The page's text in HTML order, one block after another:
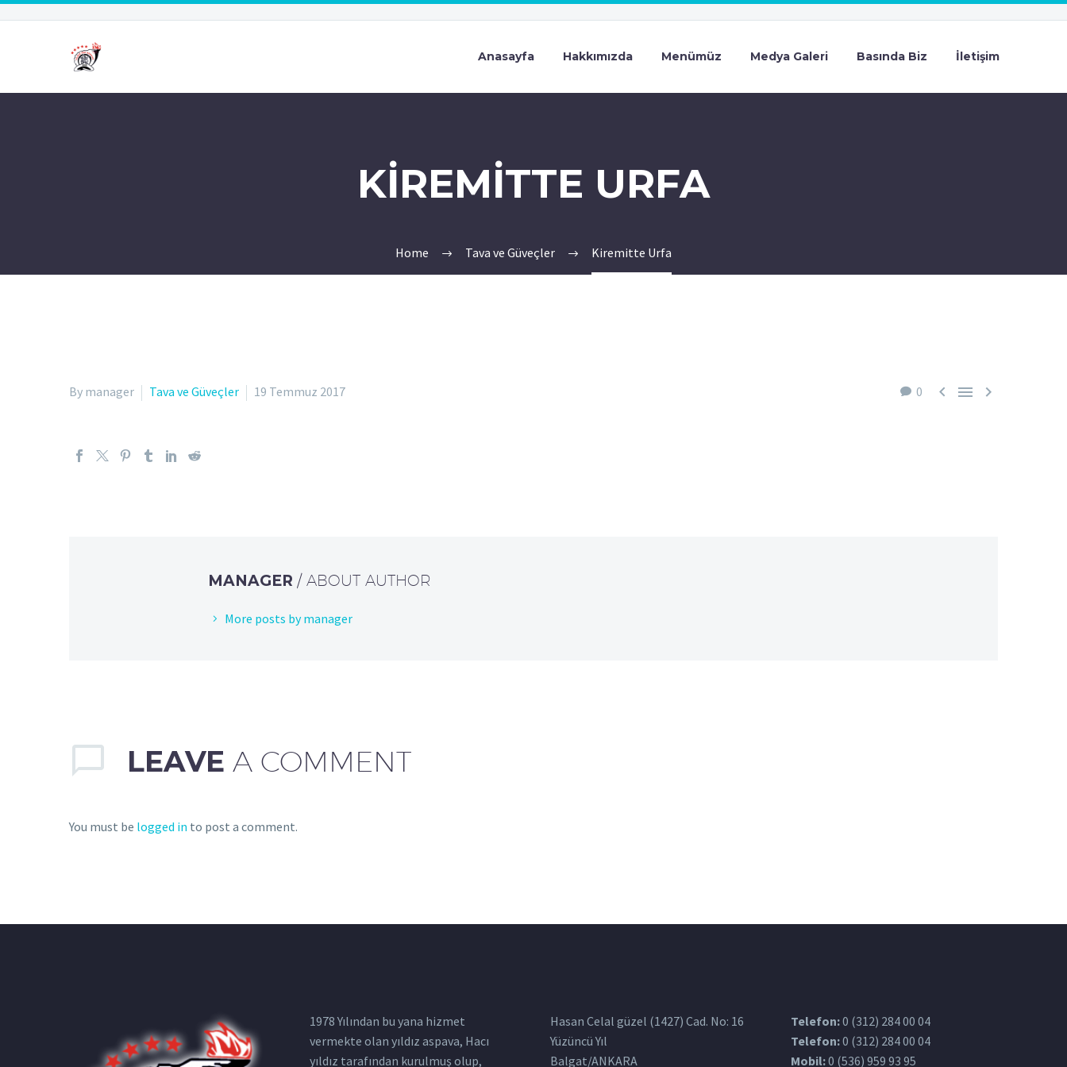
Anasayfa Hakkımızda Menümüz Medya Galeri Basında Biz İletişim
KIREMITTE URFA
Home Tava ve Güveçler Kiremitte Urfa
0   
By manager Tava ve Güveçler 19 Temmuz 2017
MANAGER / ABOUT AUTHOR
More posts by manager
LEAVE A COMMENT
You must be logged in to post a comment.
1978 Yılından bu yana hizmet
vermekte olan yıldız aspava, Hacı
yıldız tarafından kurulmuş olup,
Hasan Celal güzel (1427) Cad. No: 16
Yüzüncü Yıl
Balgat/ANKARA
Telefon:0 (312) 284 00 04
Telefon:0 (312) 284 00 04
Mobil:0 (536) 959 93 95‎